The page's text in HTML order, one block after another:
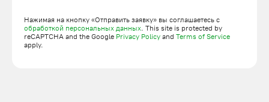
Нажимая на кнопку «Отправить заявку» вы соглашаетесь с
обработкой персональных данных. This site is protected by
reCAPTCHA and the Google Privacy Policy and Terms of Service
apply.